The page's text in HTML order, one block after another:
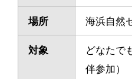
場所 海浜自然
対象
どなたで
伴参加）